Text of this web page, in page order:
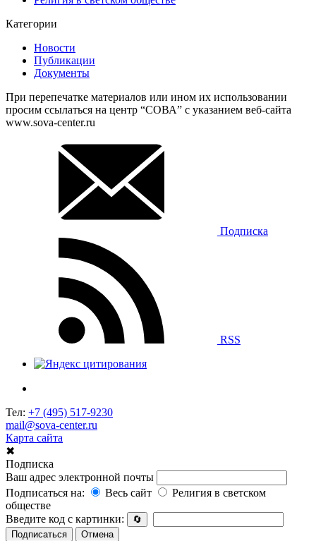
Категории
Новости
Публикации
Документы
При перепечатке материалов или ином их использовании
просим ссылаться на центр “СОВА” с указанием веб-сайта
www.sova-center.ru
Подписка
RSS
Тел: +7 (495) 517-9230
mail@sova-center.ru
Карта сайта
✖
Подписка
Ваш адрес электронной почты
Подписаться на:
Весь сайт
Религия в светском
обществе
Введите код с картинки:
🔄
Подписаться
Отмена